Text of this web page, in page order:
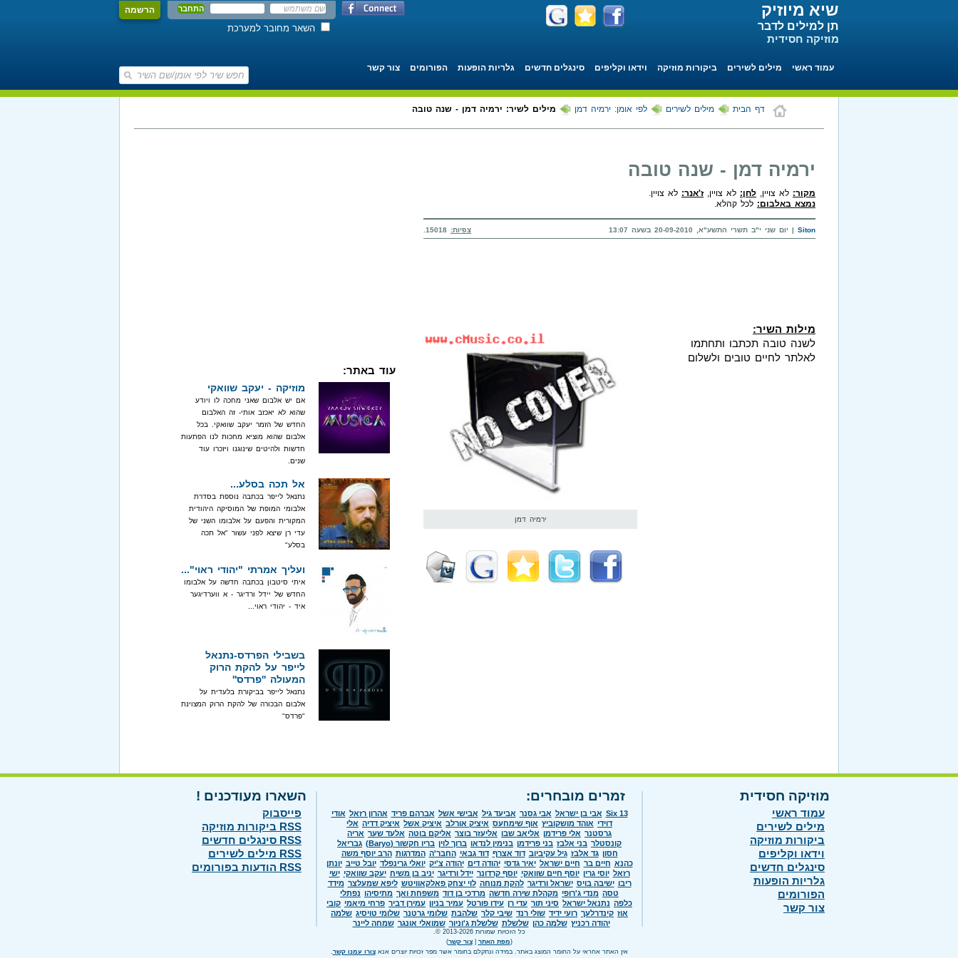
הרשמה
השאר מחובר למערכת
שיא מיוזיק
תן למילים לדבר
מוזיקה חסידית
עמוד ראשי מילים לשירים ביקורות מוזיקה וידאו וקליפים סינגלים חדשים גלריות הופעות הפורומים צור קשר
דף הבית מילים לשירים לפי אומן: ירמיה דמן מילים לשיר: ירמיה דמן - שנה טובה
ירמיה דמן - שנה טובה
מקור: לא צויין, לחן: לא צויין,ז'אנר: לא צויין.
נמצא באלבום: לכל קהלא.
Siton | יום שני י"ב תשרי התשע"א, 20-09-2010 בשעה 13:07 צפיות:
ירמיה דמן
מילות השיר:
לשנה טובה תכתבו ותחתמו
לאלתר לחיים טובים ולשלום
עוד באתר:
מוזיקה - יעקב שוואקי
אם יש אלבום שאני מחכה לו ויודע
שהוא לא יאכזב אותי- זה האלבום
החדש של הזמר יעקב שוואקי. בכל
אלבום שהוא מוציא מחכות לנו הפתעות
חדשות ולהיטים שינוגנו ויזכרו עוד
שנים.
אל תכה בסלע...
נתנאל לייפר בכתבה נוספת בסדרת
אלבומי המופת של המוסיקה היהודית
המקורית והפעם על אלבומו השני של
עדי רן שיצא לפני עשור "אל תכה
בסלע"
ועליך אמרתי "יהודי ראוי"...
איתי סיטבון בכתבה חדשה על אלבומו
החדש של יידל ורדיגר - א ווערדיגער
איד - יהודי ראוי...
בשבילי הפרדס-נתנאל
לייפר על להקת הרוק
המעולה ''פרדס''
נתנאל לייפר בביקורת בלעדית על
אלבום הבכורה של להקת הרוק המצוינת
"פרדס"
מוזיקה חסידית
עמוד ראשי
מילים לשירים
ביקורות מוזיקה
וידאו וקליפים
סינגלים חדשים
גלריות הופעות
הפורומים
צור קשר
זמרים מובחרים:
Six 13 אבי בן ישראל אבי גסנר אביעד גיל אבישי אשל אברהם פריד אהרון רזאל אודי
דוידי אוהד מושקוביץ אוף שימחעס איציק אורלב איציק אשל איציק דדיה אלי
גרסטנר אלי פרידמן אליאב שבו אליעזר בוצר אליקם בוטה אלעד שער אריה
קונסטלר בני אלבז בני פרידמן בנימין לנדאו ברוך לוין בריו חקשור (Baryo)
גבריאל
חסון גד אלבז גיל עקיביוב דוד אצרף דוד גבאי החבר'ה המדרגות הרב יוסף משה
כהנא חיים בר חיים ישראל יאיר גדסי יהודה דים יהודה צ'יק יואלי גרינפלד יובל טייב יונתן
רזאל יוסי גרין יוסף חיים שוואקי יוסף קרדונר יידל ורדיגר יניב בן משיח יעקב שוואקי ישי
ריבו ישיבה בויס ישראל ורדיגר להקת מנוחה לוי יצחק פאלקאוויטש ליפא שמעלצר מידד
טסה מנדי ג'רופי מקהלת שירה חדשה מרדכי בן דוד משפחת ואך מתיסיהו נפתלי
כלפה נתנאל ישראל סיני תור עדי רן עידו פורטל עמיר בניון עמירן דביר פרחי מיאמי קובי
אוז קינדרלעך רועי ידיד שולי רנד שיבי קלר שלהבת שלומי גרטנר שלומי טויסיג שלמה
יהודה רכניץ שלמה כהן שלשלת שלשלת ג'וניור שמואלי אונגר שמחה ליינר
השארו מעודכנים !
פייסבוק
RSS ביקורות מוזיקה
RSS סינגלים חדשים
RSS מילים לשירים
RSS הודעות בפורומים
כל הזכויות שמורות 2013-2026 ©.
(מפת האתר |צור קשר)
אין האתר אחראי על החומר המוצג באתר. במידה ונתקלם בחומר אשר מפר זכויות יוצרים אנאצורו עמנו קשר.